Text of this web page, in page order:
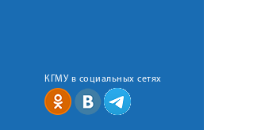
КГМУ в социальных сетях